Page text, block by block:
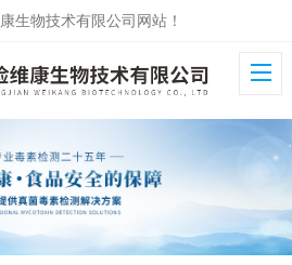
生物技术有限公司网站！